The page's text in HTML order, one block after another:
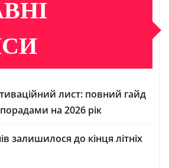
лист: повний гайд
на 2026 рік
залишилося до кінця літніх